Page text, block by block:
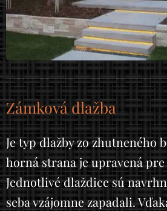
Zámková dlažba
Je typ dlažby zo zhutneného
horná strana je upravená
Jednotlivé dlaždice sú
seba vzájomne zapadali.